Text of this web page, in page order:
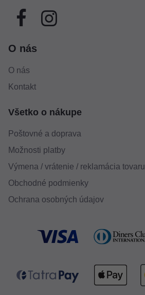
O nás
O nás
Kontakt
Všetko o nákupe
Poštovné a doprava
Možnosti platby
Výmena / vrátenie / reklamácia tovaru
Obchodné podmienky
Ochrana osobných údajov